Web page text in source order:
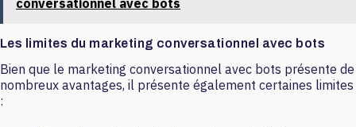
Les limites du marketing conversationnel avec bots
Bien que le marketing conversationnel avec bots présente de
nombreux avantages, il présente également certaines limites
: